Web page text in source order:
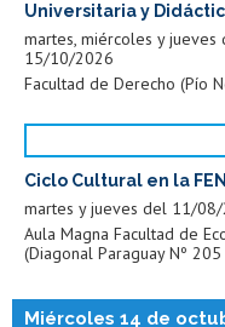
Universitaria y
martes, miércoles y
15/10/2026
Facultad de Derecho (Pío
Ciclo Cultural en la FEN
martes y jueves del 11/
Aula Magna Facultad de
(Diagonal Paraguay Nº 205
Miércoles 14 de